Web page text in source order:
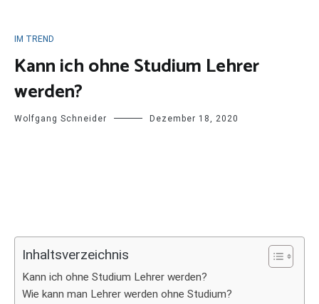
IM TREND
Kann ich ohne Studium Lehrer
werden?
Wolfgang Schneider Dezember 18, 2020
Inhaltsverzeichnis
Kann ich ohne Studium Lehrer werden?
Wie kann man Lehrer werden ohne Studium?